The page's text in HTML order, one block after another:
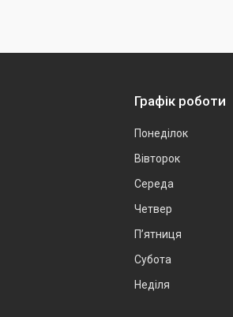
Графік роботи
Понеділок
Вівторок
Середа
Четвер
Пʼятниця
Субота
Неділя